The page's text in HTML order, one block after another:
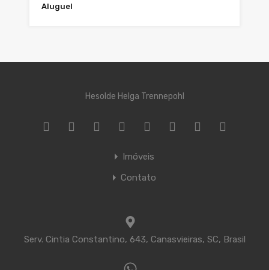
Aluguel
Hesolde Helga Trennepohl
Imóveis
Contato
Serv. Cintia Constantino, 643, Canasvieiras, SC, Brasil